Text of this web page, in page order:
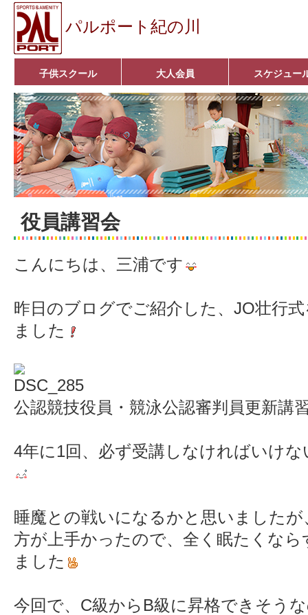
パルポート紀の川
子供スクール
ベビーコース
幼児コース
小学生コース
育成コース
選手コース
キッズパーク(体操教室)
子どもダンス教室
■入会案内■
大人会員
アクア悠々クラブ
いきいきコース
■入会案内■
スケジュー
役員講習会
こんにちは、三浦です
昨日のブログでご紹介した、JO壮行
ました
公認競技役員・競泳公認審判員更新講
4年に1回、必ず受講しなければいけ
睡魔との戦いになるかと思いました
方が上手かったので、全く眠たくな
ました
今回で、C級からB級に昇格できそう